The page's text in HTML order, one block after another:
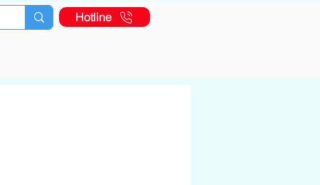
Hotline